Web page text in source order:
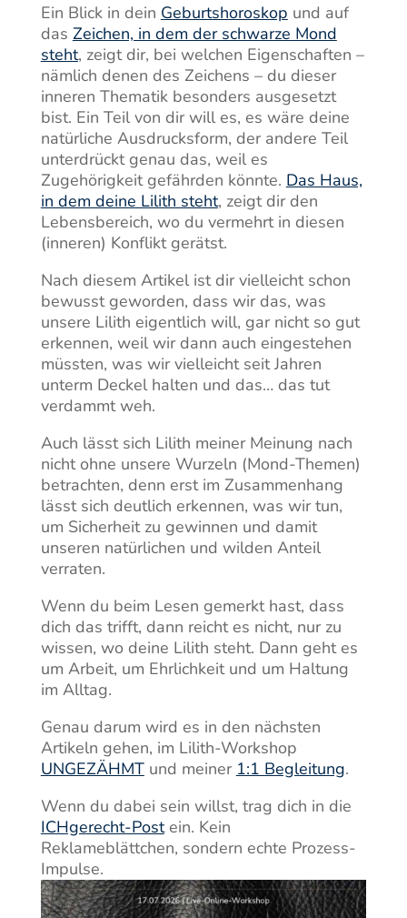
Ein Blick in dein Geburtshoroskop und auf
das Zeichen, in dem der schwarze Mond
steht, zeigt dir, bei welchen Eigenschaften –
nämlich denen des Zeichens – du dieser
inneren Thematik besonders ausgesetzt
bist. Ein Teil von dir will es, es wäre deine
natürliche Ausdrucksform, der andere Teil
unterdrückt genau das, weil es
Zugehörigkeit gefährden könnte. Das Haus,
in dem deine Lilith steht, zeigt dir den
Lebensbereich, wo du vermehrt in diesen
(inneren) Konflikt gerätst.
Nach diesem Artikel ist dir vielleicht schon
bewusst geworden, dass wir das, was
unsere Lilith eigentlich will, gar nicht so gut
erkennen, weil wir dann auch eingestehen
müssten, was wir vielleicht seit Jahren
unterm Deckel halten und das… das tut
verdammt weh.
Auch lässt sich Lilith meiner Meinung nach
nicht ohne unsere Wurzeln (Mond-Themen)
betrachten, denn erst im Zusammenhang
lässt sich deutlich erkennen, was wir tun,
um Sicherheit zu gewinnen und damit
unseren natürlichen und wilden Anteil
verraten.
Wenn du beim Lesen gemerkt hast, dass
dich das trifft, dann reicht es nicht, nur zu
wissen, wo deine Lilith steht. Dann geht es
um Arbeit, um Ehrlichkeit und um Haltung
im Alltag.
Genau darum wird es in den nächsten
Artikeln gehen, im Lilith-Workshop
UNGEZÄHMTund meiner 1:1 Begleitung.
Wenn du dabei sein willst, trag dich in die
ICHgerecht-Postein. Kein
Reklameblättchen, sondern echte Prozess-
Impulse.